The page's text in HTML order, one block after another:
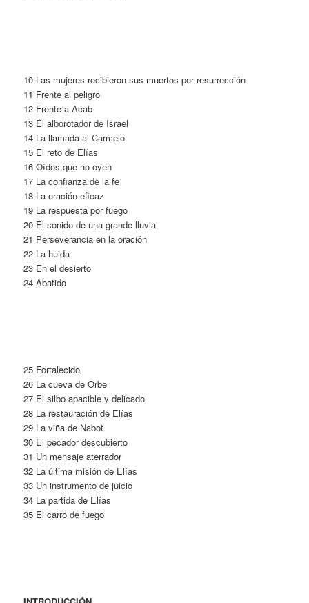
10 Las mujeres recibieron sus muertos por resurrección
11 Frente al peligro
12 Frente a Acab
13 El alborotador de Israel
14 La llamada al Carmelo
15 El reto de Elías
16 Oídos que no oyen
17 La confianza de la fe
18 La oración eficaz
19 La respuesta por fuego
20 El sonido de una grande lluvia
21 Perseverancia en la oración
22 La huida
23 En el desierto
24 Abatido
25 Fortalecido
26 La cueva de Orbe
27 El silbo apacible y delicado
28 La restauración de Elías
29 La viña de Nabot
30 El pecador descubierto
31 Un mensaje aterrador
32 La última misión de Elías
33 Un instrumento de juicio
34 La partida de Elías
35 El carro de fuego